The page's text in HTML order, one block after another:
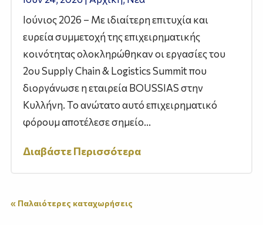
Ιούνιος 2026 – Με ιδιαίτερη επιτυχία και
ευρεία συμμετοχή της επιχειρηματικής
κοινότητας ολοκληρώθηκαν οι εργασίες του
2ου Supply Chain & Logistics Summit που
διοργάνωσε η εταιρεία BOUSSIAS στην
Κυλλήνη. Το ανώτατο αυτό επιχειρηματικό
φόρουμ αποτέλεσε σημείο...
Διαβάστε Περισσότερα
« Παλαιότερες καταχωρήσεις